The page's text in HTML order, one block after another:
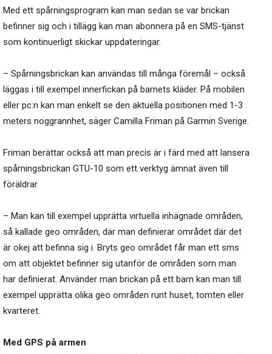
Med ett spårningsprogram kan man sedan se var brickan
befinner sig och i tillägg kan man abonnera på en SMS-tjänst
som kontinuerligt skickar uppdateringar.
– Spårningsbrickan kan användas till många föremål – också
läggas i till exempel innerfickan på barnets kläder. På mobilen
eller pc:n kan man enkelt se den aktuella positionen med 1-3
meters noggrannhet, säger Camilla Friman på Garmin Sverige.
Friman berättar också att man precis är i färd med att lansera
spårningsbrickan GTU-10 som ett verktyg ämnat även till
föräldrar.
– Man kan till exempel upprätta virtuella inhägnade områden,
så kallade geo områden, där man definierar området där det
är okej att befinna sig i. Bryts geo området får man ett sms
om att objektet befinner sig utanför de områden som man
har definierat. Använder man brickan på ett barn kan man till
exempel upprätta olika geo områden runt huset, tomten eller
kvarteret.
Med GPS på armen